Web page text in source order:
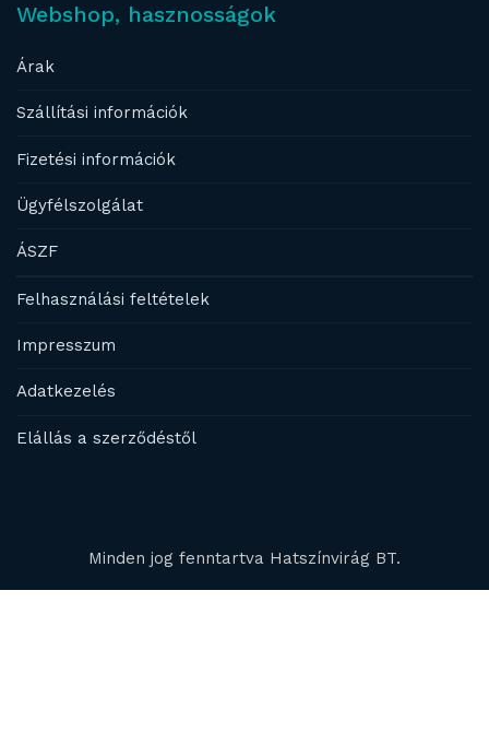
Webshop, hasznosságok
Árak
Szállítási információk
Fizetési információk
Ügyfélszolgálat
ÁSZF
Felhasználási feltételek
Impresszum
Adatkezelés
Elállás a szerződéstől
Minden jog fenntartva Hatszínvirág BT.